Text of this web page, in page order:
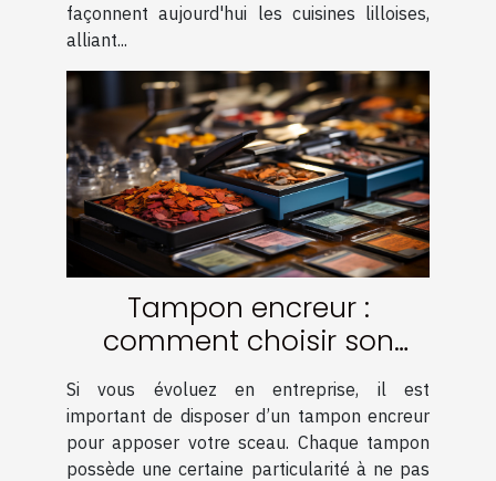
façonnent aujourd'hui les cuisines lilloises,
alliant...
Tampon encreur :
comment choisir son
encre ?
Si vous évoluez en entreprise, il est
important de disposer d’un tampon encreur
pour apposer votre sceau. Chaque tampon
possède une certaine particularité à ne pas